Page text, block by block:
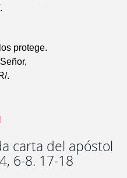
protege.
.
carta del apóstol
6-8. 17-18